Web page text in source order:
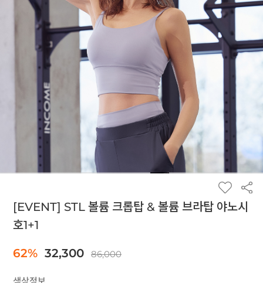
[EVENT] STL 볼륨 크롭탑 & 볼륨 브라탑 야노시
호1+1
62% 32,300 86,000